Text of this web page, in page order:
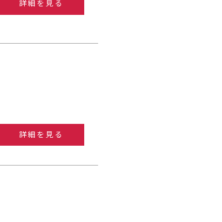
詳細を見る
詳細を見る